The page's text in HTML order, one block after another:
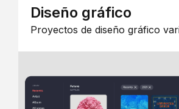
Diseño gráfico
Proyectos de diseño gráfico